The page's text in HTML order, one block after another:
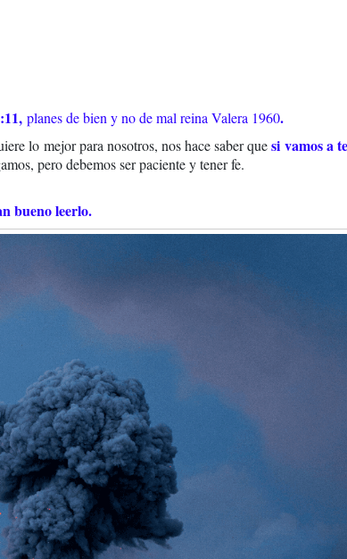
planes de bien y no de mal reina Valera 1960.
lo mejor para nosotros, nos hace saber quesi vamos a
pero debemos ser paciente y tener fe.
bueno leerlo.